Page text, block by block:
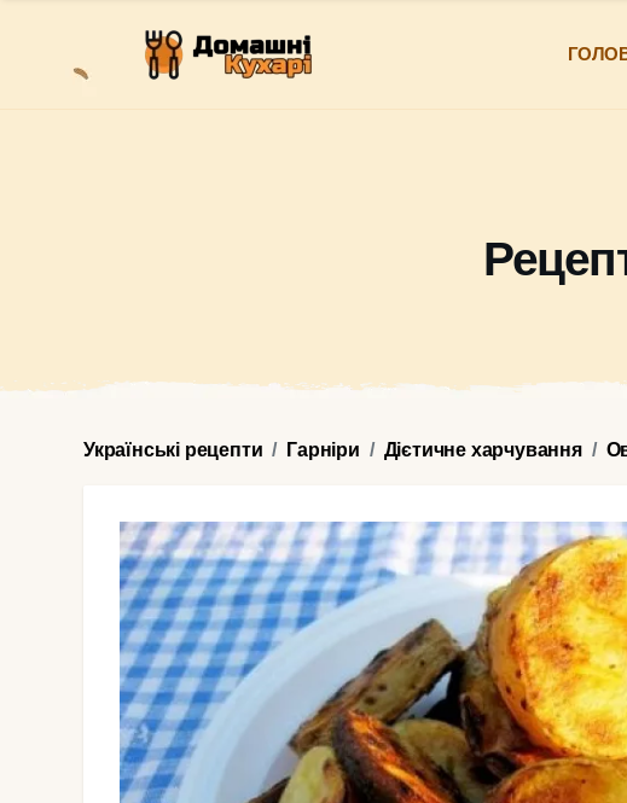
Українські рецепти Гарніри Дієтичне харчування